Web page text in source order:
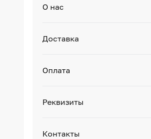
О нас
Доставка
Оплата
Реквизиты
Контакты